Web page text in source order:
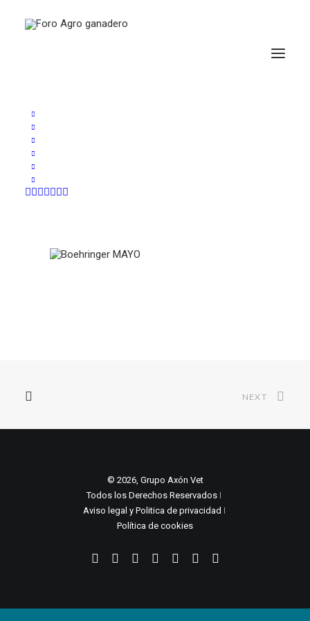
NEXT
© 2026, Grupo Axón Vet
Todos los Derechos Reservados ǀ
Aviso legal y Politica de privacidad ǀ
Política de cookies